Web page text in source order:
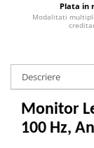
Plata in
Modalitati
Descriere
Monitor
100 Hz,